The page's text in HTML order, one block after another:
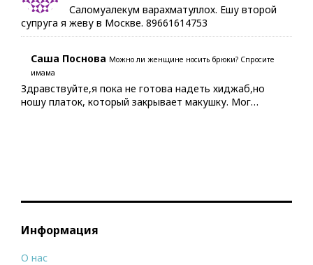
Саломуалекум варахматуллох. Ешу второй
супруга я жеву в Москве. 89661614753
Саша Поснова Можно ли женщине носить брюки? Спросите
имама
Здравствуйте,я пока не готова надеть хиджаб,но
ношу платок, который закрывает макушку. Мог…
Информация
О нас